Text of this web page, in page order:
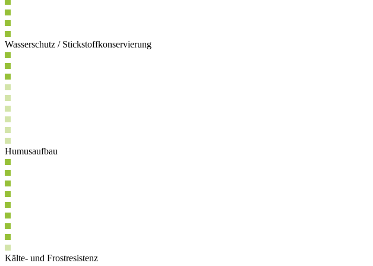
Wasserschutz / Stickstoffkonservierung
Humusaufbau
Kälte- und Frostresistenz